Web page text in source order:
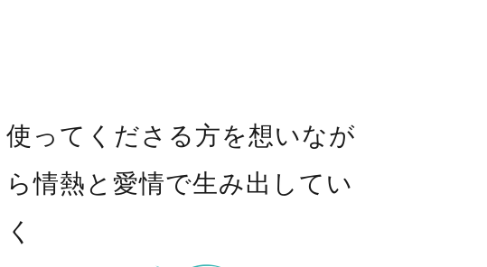
使ってくださる方を想いなが
ら情熱と愛情で生み出してい
く